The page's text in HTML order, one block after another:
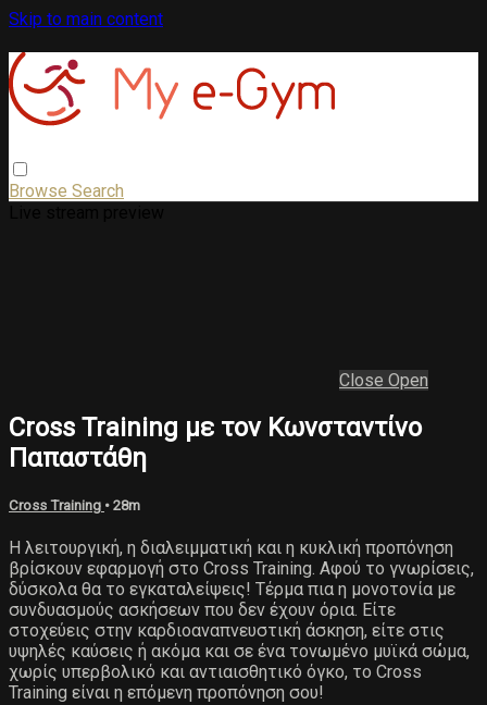
Skip to main content
Browse Search
Close Open
Cross Training με τον Κωνσταντίνο
Παπαστάθη
Cross Training • 28m
Η λειτουργική, η διαλειμματική και η κυκλική προπόνηση
βρίσκουν εφαρμογή στο Cross Training. Αφού το γνωρίσεις,
δύσκολα θα το εγκαταλείψεις! Τέρμα πια η μονοτονία με
συνδυασμούς ασκήσεων που δεν έχουν όρια. Είτε
στοχεύεις στην καρδιοαναπνευστική άσκηση, είτε στις
υψηλές καύσεις ή ακόμα και σε ένα τονωμένο μυϊκά σώμα,
χωρίς υπερβολικό και αντιαισθητικό όγκο, το Cross
Training είναι η επόμενη προπόνηση σου!